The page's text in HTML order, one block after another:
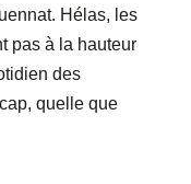
Hélas, les
pas à la hauteur
des
quelle que